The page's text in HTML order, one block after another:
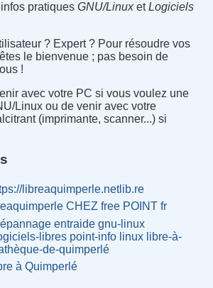
pratiques GNU/LinuxetLogiciels
? Expert ? Pour résoudre vos
le bienvenue ; pas besoin de
!
avec votre PC si vous voulez une
Linux ou de venir avec votre
(imprimante, scanner...) si
libreaquimperle.netlib.re
CHEZ free POINT fr
entraide gnu-linux
libres point-info linux libre-à-
de-quimperlé
à Quimperlé